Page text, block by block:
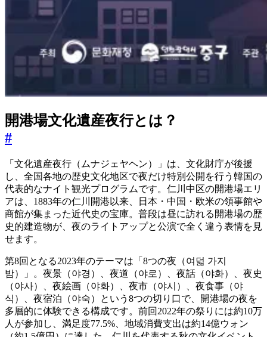
開港場文化遺産夜行とは？
#
「文化遺産夜行（ムナジェヤヘン）」は、文化財庁が後援
し、全国各地の歴史文化地区で夜だけ特別公開を行う韓国の
代表的なナイト観光プログラムです。仁川中区の開港場エリ
アは、1883年の仁川開港以来、日本・中国・欧米の領事館や
商館が集まった近代史の宝庫。普段は昼に訪れる開港場の歴
史的建造物が、夜のライトアップと公演で全く違う表情を見
せます。
第8回となる2023年のテーマは「8つの夜（여덟 가지
밤）」。夜景（야경）、夜道（야로）、夜話（야화）、夜史
（야사）、夜絵画（야화）、夜市（야시）、夜食事（야
식）、夜宿泊（야숙）という8つの切り口で、開港場の夜を
多層的に体験できる構成です。前回2022年の祭りには約10万
人が参加し、満足度77.5%、地域消費支出は約14億ウォン